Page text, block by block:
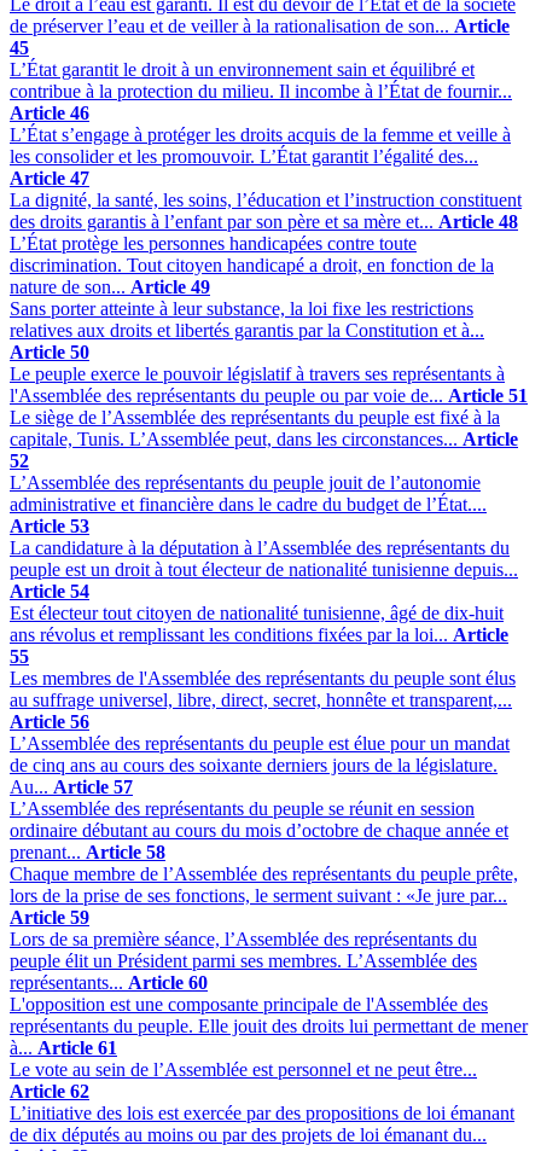
Le droit à l’eau est garanti. Il est du devoir de l’État et de la société
de préserver l’eau et de veiller à la rationalisation de son... Article
45
L’État garantit le droit à un environnement sain et équilibré et
contribue à la protection du milieu. Il incombe à l’État de fournir...
Article 46
L’État s’engage à protéger les droits acquis de la femme et veille à
les consolider et les promouvoir. L’État garantit l’égalité des...
Article 47
La dignité, la santé, les soins, l’éducation et l’instruction constituent
des droits garantis à l’enfant par son père et sa mère et... Article 48
L’État protège les personnes handicapées contre toute
discrimination. Tout citoyen handicapé a droit, en fonction de la
nature de son... Article 49
Sans porter atteinte à leur substance, la loi fixe les restrictions
relatives aux droits et libertés garantis par la Constitution et à...
Article 50
Le peuple exerce le pouvoir législatif à travers ses représentants à
l'Assemblée des représentants du peuple ou par voie de... Article 51
Le siège de l’Assemblée des représentants du peuple est fixé à la
capitale, Tunis. L’Assemblée peut, dans les circonstances... Article
52
L’Assemblée des représentants du peuple jouit de l’autonomie
administrative et financière dans le cadre du budget de l’État....
Article 53
La candidature à la députation à l’Assemblée des représentants du
peuple est un droit à tout électeur de nationalité tunisienne depuis...
Article 54
Est électeur tout citoyen de nationalité tunisienne, âgé de dix-huit
ans révolus et remplissant les conditions fixées par la loi... Article
55
Les membres de l'Assemblée des représentants du peuple sont élus
au suffrage universel, libre, direct, secret, honnête et transparent,...
Article 56
L’Assemblée des représentants du peuple est élue pour un mandat
de cinq ans au cours des soixante derniers jours de la législature.
Au... Article 57
L’Assemblée des représentants du peuple se réunit en session
ordinaire débutant au cours du mois d’octobre de chaque année et
prenant... Article 58
Chaque membre de l’Assemblée des représentants du peuple prête,
lors de la prise de ses fonctions, le serment suivant : «Je jure par...
Article 59
Lors de sa première séance, l’Assemblée des représentants du
peuple élit un Président parmi ses membres. L’Assemblée des
représentants... Article 60
L'opposition est une composante principale de l'Assemblée des
représentants du peuple. Elle jouit des droits lui permettant de mener
à... Article 61
Le vote au sein de l’Assemblée est personnel et ne peut être...
Article 62
L’initiative des lois est exercée par des propositions de loi émanant
de dix députés au moins ou par des projets de loi émanant du...